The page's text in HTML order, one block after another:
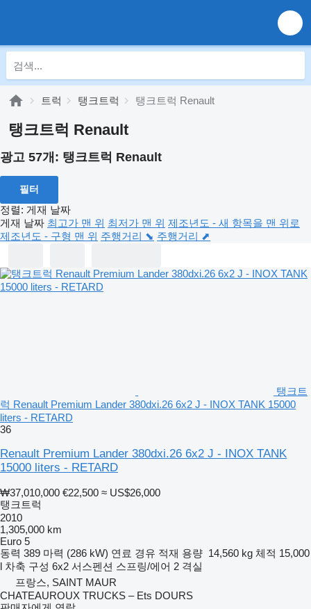
트럭 탱크트럭 탱크트럭 Renault
탱크트럭 Renault
광고 57개: 탱크트럭 Renault
필터
정렬: 게재 날짜
게재 날짜 최고가 맨 위 최저가 맨 위 제조년도 - 새 항목을 맨 위로
제조년도 - 구형 맨 위 주행거리 ⬊ 주행거리 ⬈
탱크트
럭 Renault Premium Lander 380dxi.26 6x2 J - INOX TANK 15000
liters - RETARD
36
Renault Premium Lander 380dxi.26 6x2 J - INOX TANK
15000 liters - RETARD
₩37,010,000 €22,500 ≈ US$26,000
탱크트럭
2010
1,305,000 km
Euro 5
동력 389 마력 (286 kW) 연료 경유 적재 용량 14,560 kg 체적 15,000
l 차축 구성 6x2 서스펜션 스프링/에어 2 격실
프랑스, SAINT MAUR
CHATEAUROUX TRUCKS – Ets DOURS